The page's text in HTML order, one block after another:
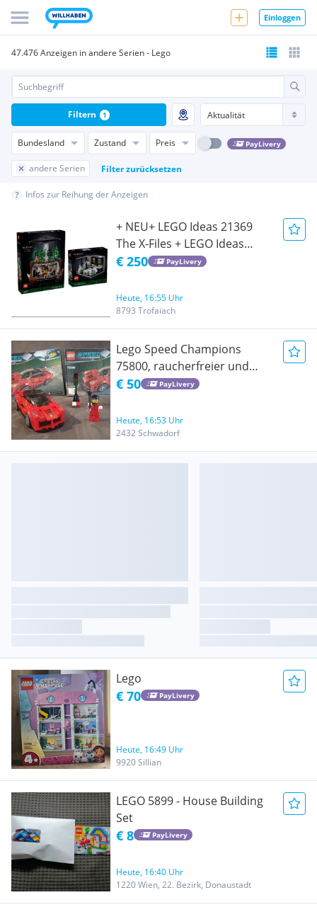
Einloggen
47.476 Anzeigen in andere Serien - Lego
Bundesland Zustand Preis PayLivery
andere Serien Filter zurücksetzen
Filtern 1
Infos zur Reihung der Anzeigen
+ NEU+ LEGO Ideas 21369
The X-Files + LEGO Ideas
40896 The X-Files: Scullys
€ 250 PayLivery
Heute, 16:55 Uhr
8793 Trofaiach
Lego Speed Champions
75800, raucherfreier und
tierloser Haushalt
€ 50 PayLivery
Heute, 16:53 Uhr
2432 Schwadorf
Lego
€ 70 PayLivery
Heute, 16:49 Uhr
9920 Sillian
LEGO 5899 - House Building
Set
€ 8 PayLivery
Heute, 16:40 Uhr
1220 Wien, 22. Bezirk, Donaustadt